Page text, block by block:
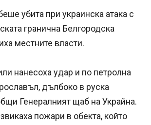
убита при украинска атака с
гранична Белгородска
местните власти.
нанесоха удар и по петролна
дълбоко в руска
Генералният щаб на Украйна.
пожари в обекта, който